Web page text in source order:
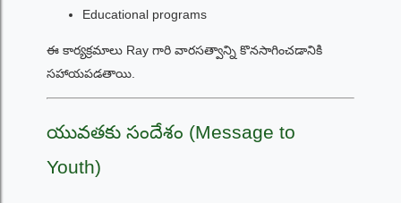
Educational programs
ఈ కార్యక్రమాలు Ray గారి వారసత్వాన్ని కొనసాగించడానికి
సహాయపడతాయి.
యువతకు సందేశం (Message to
Youth)